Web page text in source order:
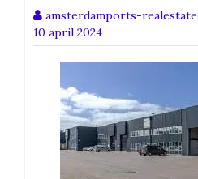
amsterdamports-realestate
10 april 2024